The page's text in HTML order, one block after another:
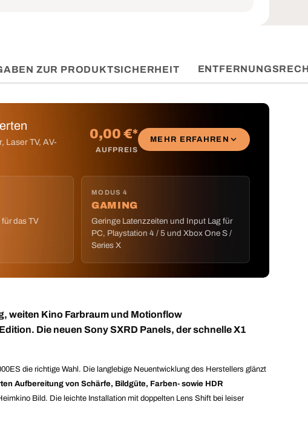
ZUR PRODUKTSICHERHEIT
Laser TV, AV-
0,00 €*
AUFPREIS
MEHR ERFAHREN
das TV
MODUS 4
GAMING
Geringe Latenzzeiten und Input Lag für
PC, Playstation 4 / 5 und Xbox One S /
Series X
weiten Kino Farbraum und Motionflow
Die neuen Sony SXRD Panels, der schnelle X1
die richtige Wahl. Die langlebige Neuentwicklung des Herstellers glänzt
Aufbereitung von Schärfe, Bildgüte, Farben- sowie HDR
Bild. Die leichte Installation mit doppelten Lens Shift bei leiser